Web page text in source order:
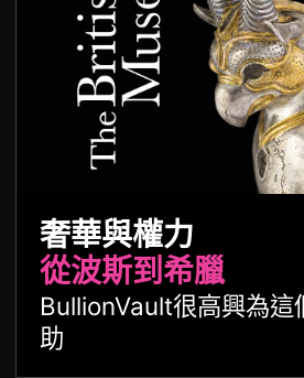
奢華與權力
從波斯到希臘
BullionVault很高興為這
助